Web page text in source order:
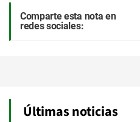
Comparte esta nota en
redes sociales:
Últimas noticias